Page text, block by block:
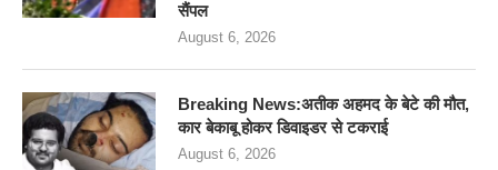
सैंपल
August 6, 2026
Breaking News:अतीक अहमद के बेटे की मौत,
कार बेकाबू होकर डिवाइडर से टकराई
August 6, 2026